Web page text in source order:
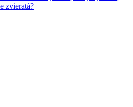
zvieratá?